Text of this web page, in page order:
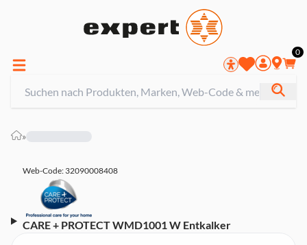
0
»
Web-Code: 32090008408
CARE + PROTECT WMD1001 W Entkalker